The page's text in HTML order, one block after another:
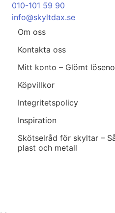
010-101 59 90
info@skyltdax.se
Om oss
Kontakta oss
Mitt konto – Glömt
Köpvillkor
Integritetspolicy
Inspiration
Skötselråd för skyltar –
plast och metall